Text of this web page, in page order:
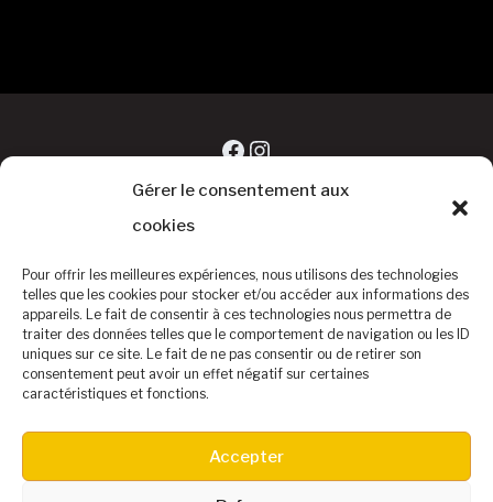
Gérer le consentement aux
cookies
Pour offrir les meilleures expériences, nous utilisons des technologies
telles que les cookies pour stocker et/ou accéder aux informations des
appareils. Le fait de consentir à ces technologies nous permettra de
traiter des données telles que le comportement de navigation ou les ID
uniques sur ce site. Le fait de ne pas consentir ou de retirer son
consentement peut avoir un effet négatif sur certaines
caractéristiques et fonctions.
Accepter
Facebook
Instagram
©Baseball Club Biterrois
Accueil Le Baseball Le Club Equipe DIVISION 1
Contact – Infos